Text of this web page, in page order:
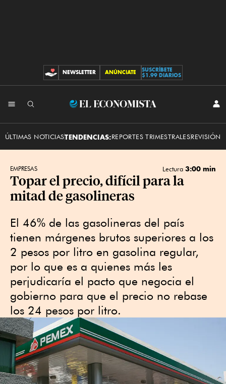
CONTRIBUCIONES
NEWSLETTER ANÚNCIATE
SUSCRÍBETE
$1.99 DIARIOS
El
ÚLTIMAS NOTICIASTENDENCIAS:REPORTES TRIMESTRALESREVISIÓN
EMPRESAS Lectura 3:00 min
Topar el precio, difícil para la
mitad de gasolineras
El 46% de las gasolineras del país
tienen márgenes brutos superiores a los
2 pesos por litro en gasolina regular,
por lo que es a quienes más les
perjudicaría el pacto que negocia el
gobierno para que el precio no rebase
los 24 pesos por litro.